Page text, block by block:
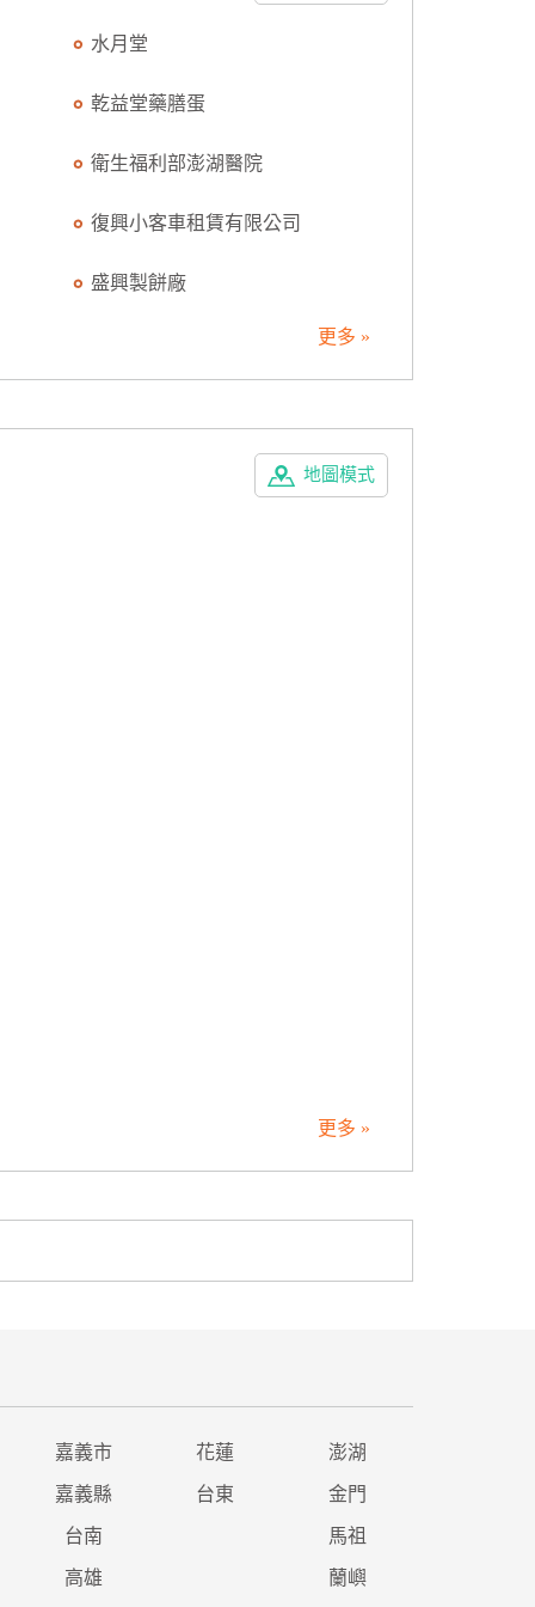
水月堂
乾益堂藥膳蛋
衛生福利部澎湖醫院
復興小客車租賃有限公司
盛興製餅廠
更多 »
地圖模式
更多 »
嘉義市 花蓮 澎湖
嘉義縣 台東 金門
台南 馬祖
高雄 蘭嶼